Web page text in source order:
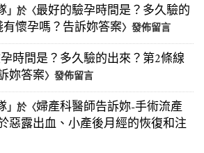
」於〈最好的驗孕時間是？多久驗的
懷孕嗎？告訴妳答案〉發佈留言
時間是？多久驗的出來？第2條線
妳答案〉發佈留言
」於〈婦產科醫師告訴妳-手術流產
惡露出血、小產後月經的恢復和注